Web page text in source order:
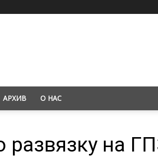
АРХИВ О НАС
развязку на